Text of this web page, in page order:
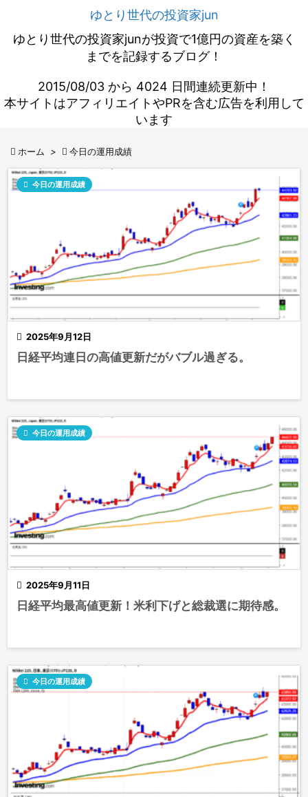
ゆとり世代の投資家jun
ゆとり世代の投資家junが投資で1億円の資産を築く
までを記録するブログ！
2015/08/03 から 4024 日間連続更新中！
本サイトはアフィリエイトやPRを含む広告を利用して
います
 ホーム >  今日の運用成績
 2025年9月12日
 今日の運用成績
日経平均連日の高値更新だがバブル過ぎる。
 2025年9月11日
 今日の運用成績
日経平均最高値更新！米利下げと総裁選に期待感。
 今日の運用成績